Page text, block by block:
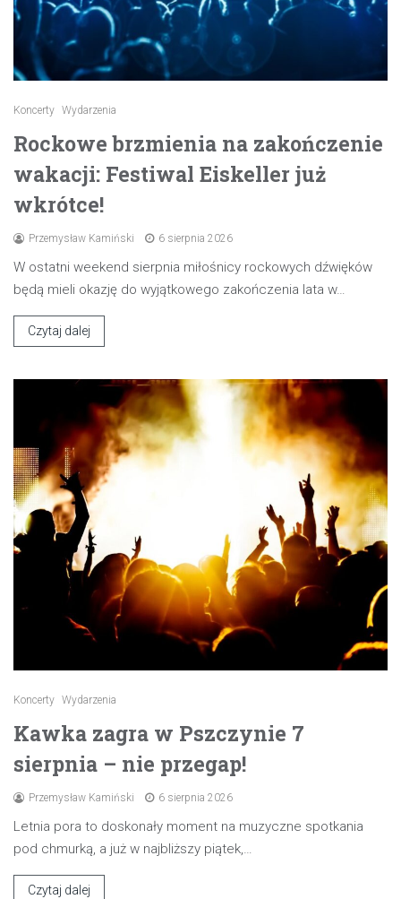
Koncerty Wydarzenia
Rockowe brzmienia na zakończenie
wakacji: Festiwal Eiskeller już
wkrótce!
Przemysław Kamiński 6 sierpnia 2026
W ostatni weekend sierpnia miłośnicy rockowych dźwięków
będą mieli okazję do wyjątkowego zakończenia lata w…
Czytaj dalej
Koncerty Wydarzenia
Kawka zagra w Pszczynie 7
sierpnia – nie przegap!
Przemysław Kamiński 6 sierpnia 2026
Letnia pora to doskonały moment na muzyczne spotkania
pod chmurką, a już w najbliższy piątek,…
Czytaj dalej